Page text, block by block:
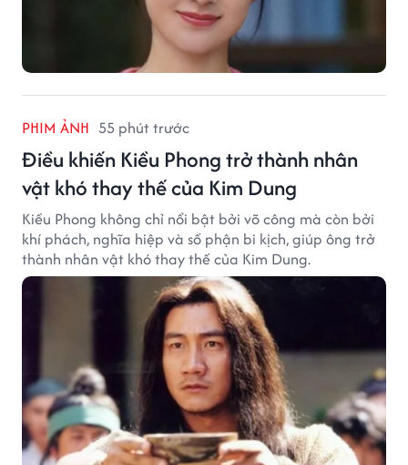
PHIM ẢNH 55 phút trước
Điều khiến Kiều Phong trở thành nhân
vật khó thay thế của Kim Dung
Kiều Phong không chỉ nổi bật bởi võ công mà còn bởi
khí phách, nghĩa hiệp và số phận bi kịch, giúp ông trở
thành nhân vật khó thay thế của Kim Dung.